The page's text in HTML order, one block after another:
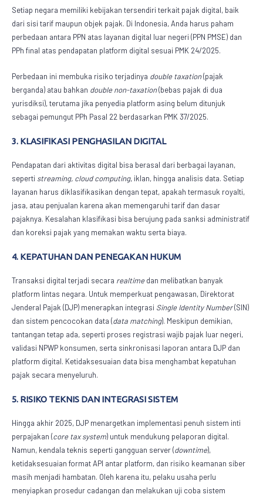
Setiap negara memiliki kebijakan tersendiri terkait pajak digital, baik
dari sisi tarif maupun objek pajak. Di Indonesia, Anda harus paham
perbedaan antara PPN atas layanan digital luar negeri (PPN PMSE) dan
PPh final atas pendapatan platform digital sesuai PMK 24/2025.
Perbedaan ini membuka risiko terjadinya double taxation(pajak
berganda) atau bahkan double non-taxation(bebas pajak di dua
yurisdiksi), terutama jika penyedia platform asing belum ditunjuk
sebagai pemungut PPh Pasal 22 berdasarkan PMK 37/2025.
3. KLASIFIKASI PENGHASILAN DIGITAL
Pendapatan dari aktivitas digital bisa berasal dari berbagai layanan,
seperti streaming, cloud computing, iklan, hingga analisis data. Setiap
layanan harus diklasifikasikan dengan tepat, apakah termasuk royalti,
jasa, atau penjualan karena akan memengaruhi tarif dan dasar
pajaknya. Kesalahan klasifikasi bisa berujung pada sanksi administratif
dan koreksi pajak yang memakan waktu serta biaya.
4. KEPATUHAN DAN PENEGAKAN HUKUM
Transaksi digital terjadi secara realtimedan melibatkan banyak
platform lintas negara. Untuk memperkuat pengawasan, Direktorat
Jenderal Pajak (DJP) menerapkan integrasi Single Identity Number(SIN)
dan sistem pencocokan data (data matching). Meskipun demikian,
tantangan tetap ada, seperti proses registrasi wajib pajak luar negeri,
validasi NPWP konsumen, serta sinkronisasi laporan antara DJP dan
platform digital. Ketidaksesuaian data bisa menghambat kepatuhan
pajak secara menyeluruh.
5. RISIKO TEKNIS DAN INTEGRASI SISTEM
Hingga akhir 2025, DJP menargetkan implementasi penuh sistem inti
perpajakan (core tax system) untuk mendukung pelaporan digital.
Namun, kendala teknis seperti gangguan server (downtime),
ketidaksesuaian format API antar platform, dan risiko keamanan siber
masih menjadi hambatan. Oleh karena itu, pelaku usaha perlu
menyiapkan prosedur cadangan dan melakukan uji coba sistem